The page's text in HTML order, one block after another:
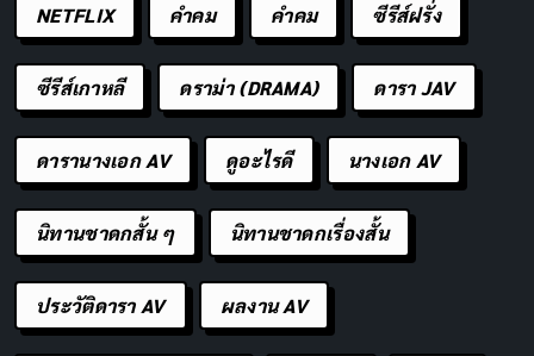
NETFLIX คำคม คําคม ซีรีส์ฝรั่ง
ซีรีส์เกาหลี ดราม่า (DRAMA) ดารา JAV
ดารานางเอก AV ดูอะไรดี นางเอก AV
นิทานชาดกสั้น ๆ นิทานชาดกเรื่องสั้น
ประวัติดารา AV ผลงาน AV